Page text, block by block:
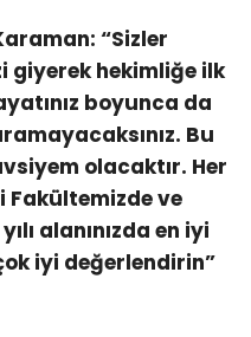
“Sizler
giyerek hekimliğe ilk
boyunca da
Bu
olacaktır. Her
Fakültemizde ve
alanınızda en iyi
iyi değerlendirin”